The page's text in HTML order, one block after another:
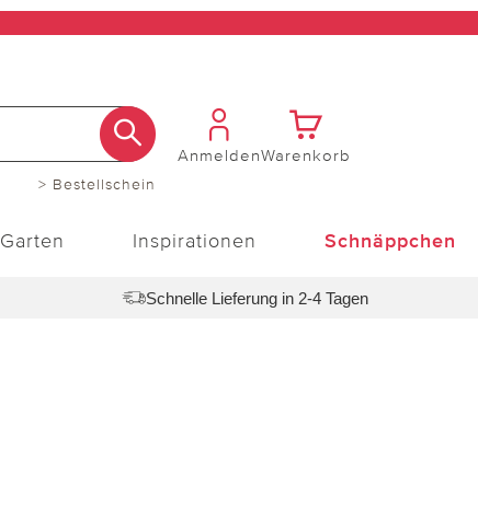
> Bestellschein
AnmeldenWarenkorb
Garten Inspirationen Schnäppchen
Schnelle Lieferung in 2-4 Tagen